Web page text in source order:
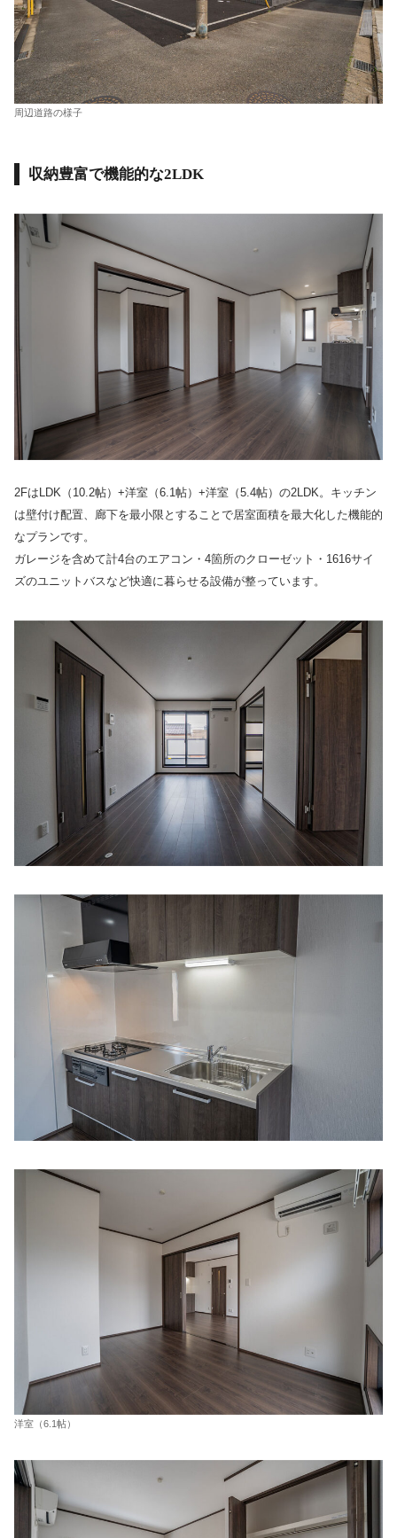
周辺道路の様子
収納豊富で機能的な2LDK
2FはLDK（10.2帖）+洋室（6.1帖）+洋室（5.4帖）の2LDK。キッチン
は壁付け配置、廊下を最小限とすることで居室面積を最大化した機能的
なプランです。
ガレージを含めて計4台のエアコン・4箇所のクローゼット・1616サイ
ズのユニットバスなど快適に暮らせる設備が整っています。
洋室（6.1帖）